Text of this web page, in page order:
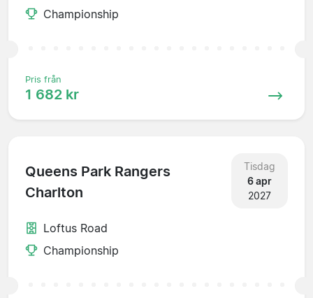
Championship
Pris från
1 682 kr
Queens Park Rangers
Charlton
Tisdag
6 apr
2027
Loftus Road
Championship